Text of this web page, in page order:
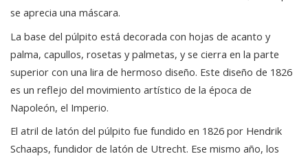
se aprecia una máscara.
La base del púlpito está decorada con hojas de acanto y
palma, capullos, rosetas y palmetas, y se cierra en la parte
superior con una lira de hermoso diseño. Este diseño de 1826
es un reflejo del movimiento artístico de la época de
Napoleón, el Imperio.
El atril de latón del púlpito fue fundido en 1826 por Hendrik
Schaaps, fundidor de latón de Utrecht. Ese mismo año, los